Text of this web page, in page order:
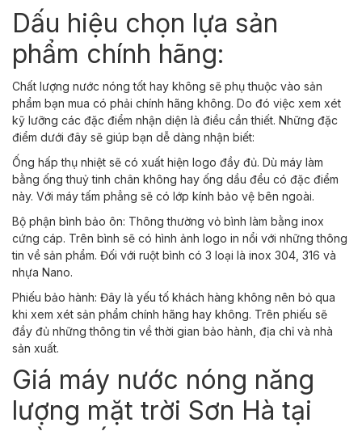
Dấu hiệu chọn lựa sản
phẩm chính hãng:
Chất lượng nước nóng tốt hay không sẽ phụ thuộc vào sản
phẩm bạn mua có phải chính hãng không. Do đó việc xem xét
kỹ lưỡng các đặc điểm nhận diện là điều cần thiết. Những đặc
điểm dưới đây sẽ giúp bạn dễ dàng nhận biết:
Ống hấp thụ nhiệt sẽ có xuất hiện logo đầy đủ. Dù máy làm
bằng ống thuỷ tinh chân không hay ống dầu đều có đặc điểm
này. Với máy tấm phẳng sẽ có lớp kính bảo vệ bên ngoài.
Bộ phận bình bảo ôn: Thông thường vỏ bình làm bằng inox
cứng cáp. Trên bình sẽ có hình ảnh logo in nổi với những thông
tin về sản phẩm. Đối với ruột bình có 3 loại là inox 304, 316 và
nhựa Nano.
Phiếu bảo hành: Đây là yếu tố khách hàng không nên bỏ qua
khi xem xét sản phẩm chính hãng hay không. Trên phiếu sẽ
đầy đủ những thông tin về thời gian bảo hành, địa chỉ và nhà
sản xuất.
Giá máy nước nóng năng
lượng mặt trời Sơn Hà tại